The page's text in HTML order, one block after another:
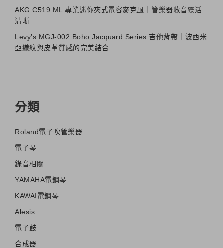
AKG C519 ML 專業迷你夾式電容麥克風｜管樂器收音靈活
清晰
Levy’s MGJ-002 Boho Jacquard Series 吉他背帶｜波西米
亞織紋與皮革質感的完美結合
分類
Roland電子吹管樂器
電子琴
錄音相關
YAMAHA電鋼琴
KAWAI電鋼琴
Alesis
電子鼓
合成器